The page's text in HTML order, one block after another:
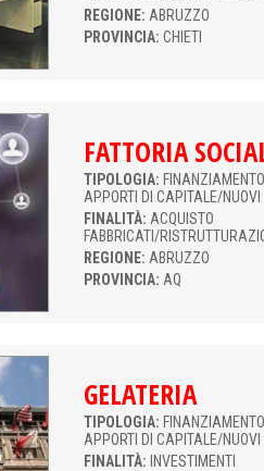
REGIONE: ABRUZZO
PROVINCIA: CHIETI
FATTORIA
TIPOLOGIA:
APPORTI DI CAPITALE/NUOVI
FINALITÀ: ACQUISTO
FABBRICATI/
REGIONE: ABRUZZO
PROVINCIA: AQ
GELATERIA
TIPOLOGIA:
APPORTI DI CAPITALE/NUOVI
FINALITÀ: INVESTIMENTI